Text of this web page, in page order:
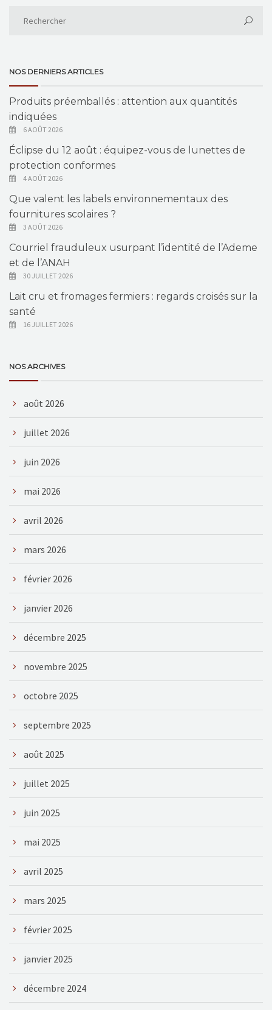
NOS DERNIERS ARTICLES
Produits préemballés : attention aux quantités
indiquées
6 AOÛT 2026
Éclipse du 12 août : équipez-vous de lunettes de
protection conformes
4 AOÛT 2026
Que valent les labels environnementaux des
fournitures scolaires ?
3 AOÛT 2026
Courriel frauduleux usurpant l’identité de l’Ademe
et de l’ANAH
30 JUILLET 2026
Lait cru et fromages fermiers : regards croisés sur la
santé
16 JUILLET 2026
NOS ARCHIVES
août 2026
juillet 2026
juin 2026
mai 2026
avril 2026
mars 2026
février 2026
janvier 2026
décembre 2025
novembre 2025
octobre 2025
septembre 2025
août 2025
juillet 2025
juin 2025
mai 2025
avril 2025
mars 2025
février 2025
janvier 2025
décembre 2024